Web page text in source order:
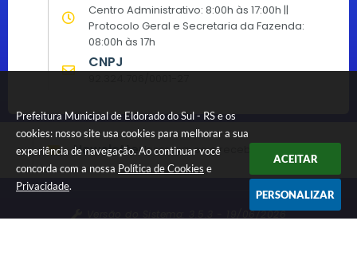
Prefeitura Municipal de Eldorado do Sul - RS e os
cookies: nosso site usa cookies para melhorar a sua
experiência de navegação. Ao continuar você
concorda com a nossa Política de Cookies e
Privacidade.
ACEITAR
PERSONALIZAR
NewsletterInscreva-se e receba informativos
Centro Administrativo: 8:00h às 17:00h ||
Protocolo Geral e Secretaria da Fazenda:
08:00h às 17h
CNPJ
3.5.3 - 19/06/2026